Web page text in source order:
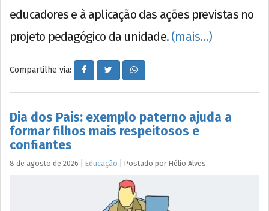
educadores e à aplicação das ações previstas no
projeto pedagógico da unidade. (mais…)
Compartilhe via:
Dia dos Pais: exemplo paterno ajuda a
formar filhos mais respeitosos e
confiantes
8 de agosto de 2026 Educação Postado por Hélio Alves